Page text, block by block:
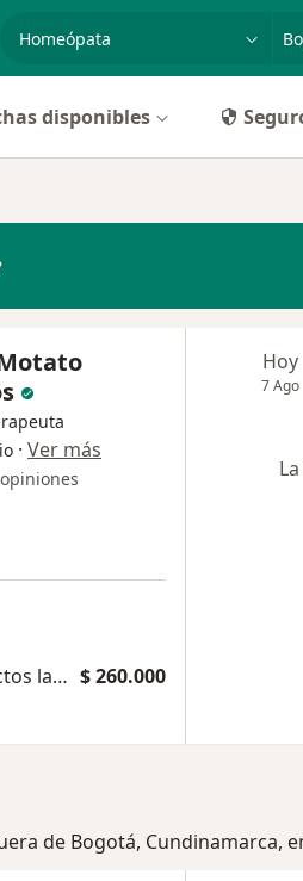
especialidad, enfermedad o p.
disponibles
· Ver más
Apoyo homeopático en conflictos laborales, familiares y sociales $ 260.000
Hoy
7 Ago
de Bogotá, Cundinamarca,